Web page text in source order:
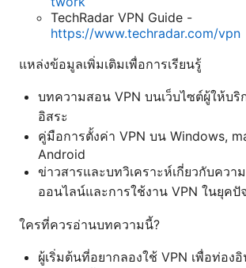
TechRadar VPN Guide -
https://www.techradar.com/vpn
แหล่งข้อมูลเพิ่มเติมเพื่อการเรียนรู้
บทความสอน VPN บนเว็บไซต์ผู้ให้บริ
อิสระ
คู่มือการตั้งค่า VPN บน Windows,
Android
ข่าวสารและบทวิเคราะห์เกี่ยวกับควา
ออนไลน์และการใช้งาน VPN ในยุคปั
ใครที่ควรอ่านบทความนี้?
ผู้เริ่มต้นที่อยากลองใช้ VPN เพื่อท่องอิ